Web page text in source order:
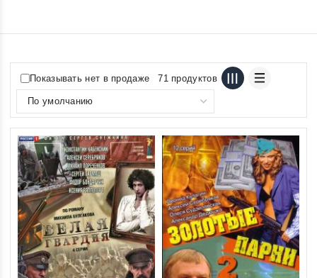
Показывать нет в продаже 71 продуктов